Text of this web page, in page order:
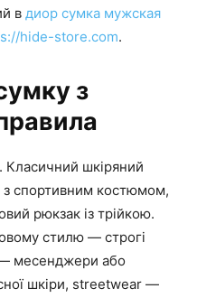
в диор сумка мужская
hide-store.com.
з
Класичний шкіряний
з спортивним костюмом,
рюкзак із трійкою.
стилю — строгі
— месенджери або
шкіри, streetwear —